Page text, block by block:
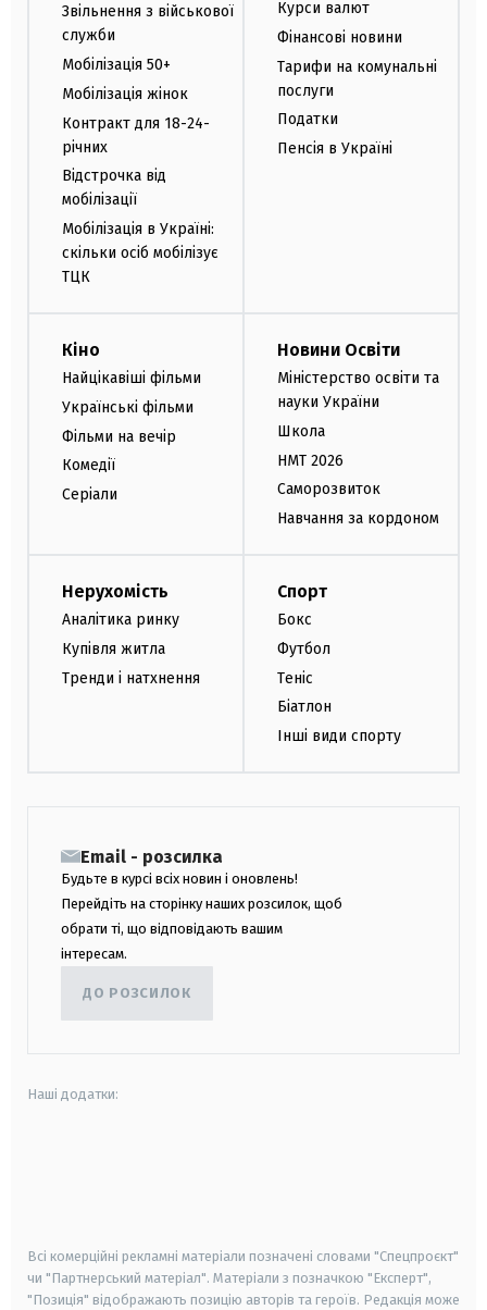
Звільнення з військової
служби
Мобілізація 50+
Мобілізація жінок
Контракт для 18-24-
річних
Відстрочка від
мобілізації
Мобілізація в Україні:
скільки осіб мобілізує
ТЦК
Курси валют
Фінансові новини
Тарифи на комунальні
послуги
Податки
Пенсія в Україні
Кіно
Найцікавіші фільми
Українські фільми
Фільми на вечір
Комедії
Серіали
Новини Освіти
Міністерство освіти та
науки України
Школа
НМТ 2026
Саморозвиток
Навчання за кордоном
Нерухомість
Аналітика ринку
Купівля житла
Тренди і натхнення
Спорт
Бокс
Футбол
Теніс
Біатлон
Інші види спорту
Email - розсилка
Будьте в курсі всіх новин і оновлень!
Перейдіть на сторінку наших розсилок, щоб
обрати ті, що відповідають вашим
інтересам.
ДО РОЗСИЛОК
Наші додатки:
Всі комерційні рекламні матеріали позначені словами "Спецпроєкт"
чи "Партнерський матеріал". Матеріали з позначкою "Експерт",
"Позиція" відображають позицію авторів та героїв. Редакція може